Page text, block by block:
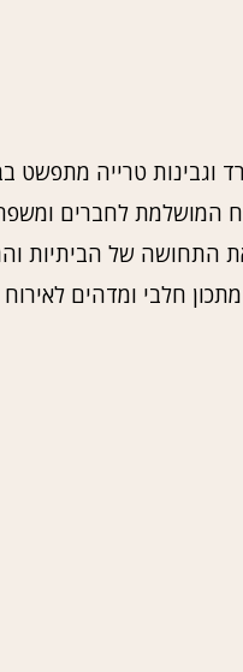
וגבינות טרייה מתפשט
המושלמת לחברים
של הביתיות